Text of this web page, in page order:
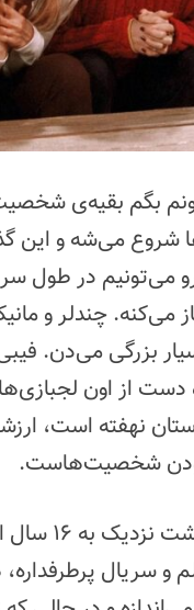
بگم بقیه‌ی
می‌شه و این
می‌تونیم در طول
می‌کنه. چندلر و
بزرگی می‌دن.
دست از اون
نهفته است،
شخصیت‌هاست.
اینکه